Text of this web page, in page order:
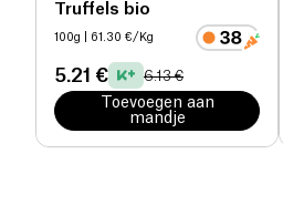
Truffels bio
100g | 61.30 €/Kg
5.21 € 6.13 €
Toevoegen aan
mandje